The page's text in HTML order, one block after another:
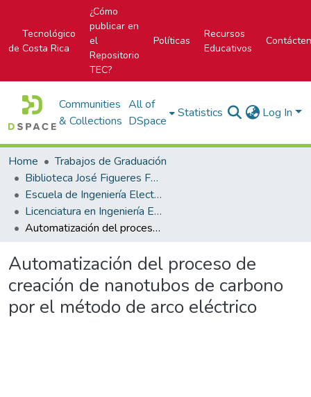
Tecnológico
de Costa Rica
¿Cómo
publicar en
el
Repositorio
TEC?
Políticas
Recursos
Educativos
Communities
& Collections
All of
DSpace
Statistics Log In
Home
Trabajos de Graduación
Biblioteca José Figueres Ferrer
Escuela de Ingeniería Electrónica
Licenciatura en Ingeniería Electrónica
Automatización del proceso de creación de nanotubos de carbono por el método de arco eléctrico
Automatización del proceso de
creación de nanotubos de carbono
por el método de arco eléctrico